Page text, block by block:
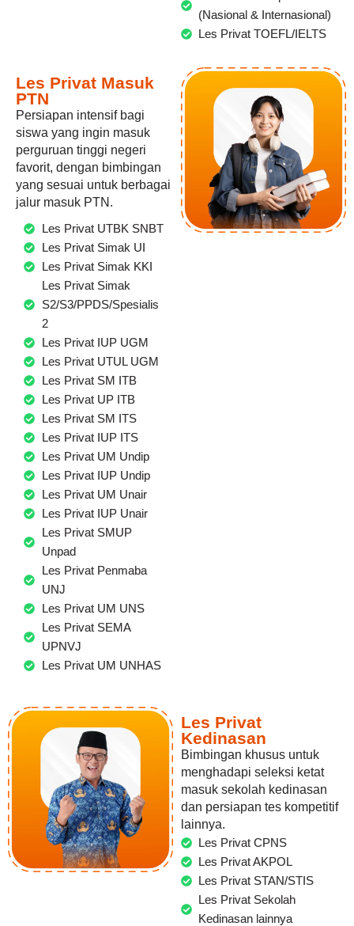
(Nasional & Internasional)
Les Privat TOEFL/IELTS
Les Privat Masuk
PTN
Persiapan intensif bagi
siswa yang ingin masuk
perguruan tinggi negeri
favorit, dengan bimbingan
yang sesuai untuk berbagai
jalur masuk PTN.
Les Privat UTBK SNBT
Les Privat Simak UI
Les Privat Simak KKI
Les Privat Simak
S2/S3/PPDS/Spesialis
2
Les Privat IUP UGM
Les Privat UTUL UGM
Les Privat SM ITB
Les Privat UP ITB
Les Privat SM ITS
Les Privat IUP ITS
Les Privat UM Undip
Les Privat IUP Undip
Les Privat UM Unair
Les Privat IUP Unair
Les Privat SMUP
Unpad
Les Privat Penmaba
UNJ
Les Privat UM UNS
Les Privat SEMA
UPNVJ
Les Privat UM UNHAS
Les Privat
Kedinasan
Bimbingan khusus untuk
menghadapi seleksi ketat
masuk sekolah kedinasan
dan persiapan tes kompetitif
lainnya.
Les Privat CPNS
Les Privat AKPOL
Les Privat STAN/STIS
Les Privat Sekolah
Kedinasan lainnya